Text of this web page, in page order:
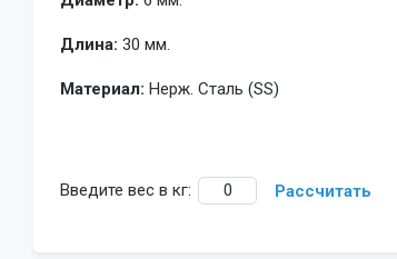
Длина: 30 мм.
Материал: Нерж. Сталь (SS)
Введите вес в кг: Рассчитать